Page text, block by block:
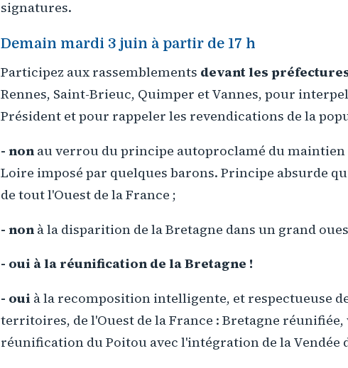
signatures.
Demain mardi 3 juin à partir de 17 h
Participez aux rassemblements devant les
Rennes, Saint-Brieuc, Quimper et Vannes, pour
Président et pour rappeler les revendications de la
- non au verrou du principe autoproclamé du maintien
Loire imposé par quelques barons. Principe absurde
de tout l'Ouest de la France ;
- non à la disparition de la Bretagne dans un grand
- oui à la réunification de la Bretagne !
- oui à la recomposition intelligente, et respectueuse
territoires, de l'Ouest de la France : Bretagne
réunification du Poitou avec l'intégration de la Vendée